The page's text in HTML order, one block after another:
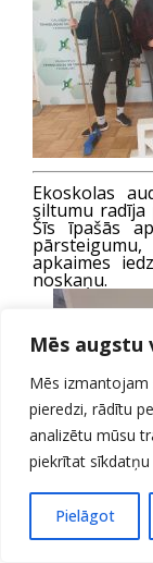
Mēs
Mēs izmantojam
pieredzi, rādītu
analizētu mūsu
piekrītat
Pielāgot
Ekoskolas
siltumu radīja
Šīs īpašās
apkaimes
noskaņu.